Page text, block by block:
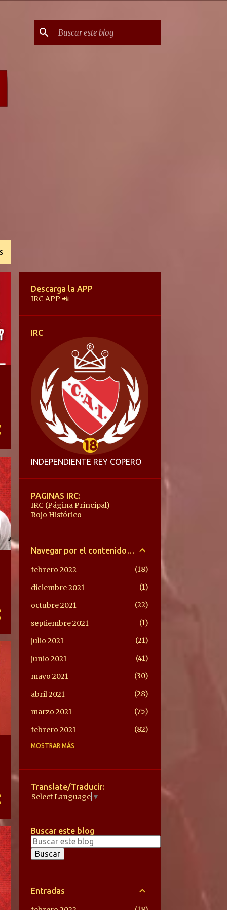
Descarga la APP
IRC APP 📲
IRC
INDEPENDIENTE REY COPERO
PAGINAS IRC:
IRC (Página Principal)
Rojo Histórico
Navegar por el contenido IRC
febrero 2022
18
diciembre 2021
1
octubre 2021
22
septiembre 2021
1
julio 2021
21
junio 2021
41
mayo 2021
30
abril 2021
28
marzo 2021
75
febrero 2021
82
enero 2021
noviembre 2020
octubre 2020
agosto 2020
98
julio 2020
junio 2020
52
mayo 2020
66
abril 2020
1
MOSTRAR MÁS
Translate/Traducir:
Select Language ▼
Buscar este blog
Entradas